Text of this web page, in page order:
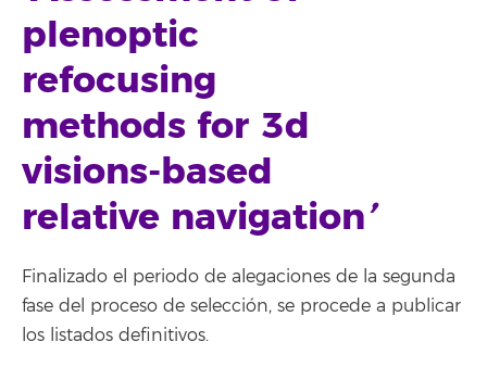
plenoptic
refocusing
methods for 3d
visions-based
relative navigation’
Finalizado el periodo de alegaciones de la segunda
fase del proceso de selección, se procede a publicar
los listados definitivos.